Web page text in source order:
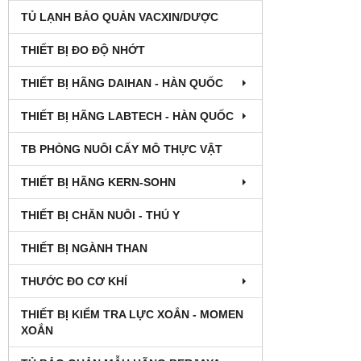
TỦ LẠNH BẢO QUẢN VACXIN/DƯỢC
THIẾT BỊ ĐO ĐỘ NHỚT
THIẾT BỊ HÃNG DAIHAN - HÀN QUỐC
THIẾT BỊ HÃNG LABTECH - HÀN QUỐC
TB PHÒNG NUÔI CẤY MÔ THỰC VẬT
THIẾT BỊ HÃNG KERN-SOHN
THIẾT BỊ CHĂN NUÔI - THÚ Y
THIẾT BỊ NGÀNH THAN
THƯỚC ĐO CƠ KHÍ
THIẾT BỊ KIỂM TRA LỰC XOẮN - MOMEN
XOẮN